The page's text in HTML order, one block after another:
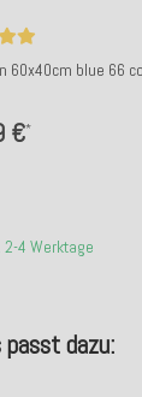
60x40cm blue 66
€*
4 Werktage
passt dazu: